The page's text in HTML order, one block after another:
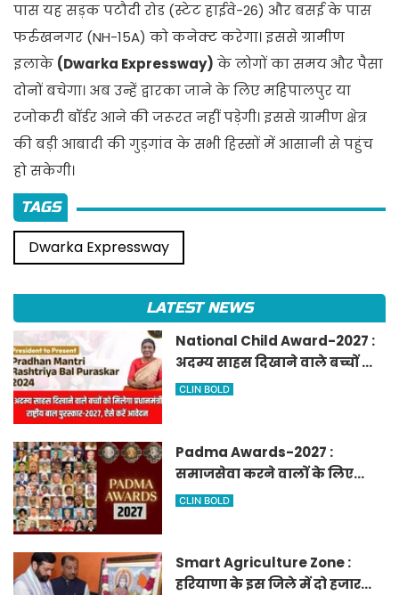
पास यह सड़क पटौदी रोड (स्टेट हाईवे-26) और बसई के पास
फर्रुखनगर (NH-15A) को कनेक्ट करेगा। इससे ग्रामीण
इलाके (Dwarka Expressway) के लोगों का समय और पैसा
दोनों बचेगा। अब उन्हें द्वारका जाने के लिए महिपालपुर या
रजोकरी बॉर्डर आने की जरूरत नहीं पड़ेगी। इससे ग्रामीण क्षेत्र
की बड़ी आबादी की गुड़गांव के सभी हिस्सों में आसानी से पहुंच
हो सकेगी।
TAGS
Dwarka Expressway
LATEST NEWS
National Child Award-2027 :
अदम्य साहस दिखाने वाले बच्चों को
मिलेगा प्रधानमंत्री राष्ट्रीय बाल
CLIN BOLD
Padma Awards-2027 :
समाजसेवा करने वालों के लिए
सुनेहरा मौका, गृह मंत्रालय ने
CLIN BOLD
Smart Agriculture Zone :
हरियाणा के इस जिले में दो हजार